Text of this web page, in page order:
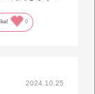
0
2024.10.25